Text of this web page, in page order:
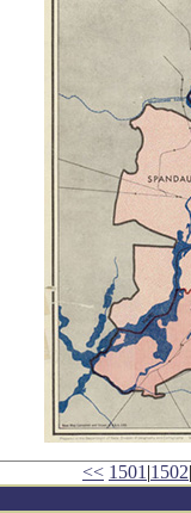
<< 1501 |1502|